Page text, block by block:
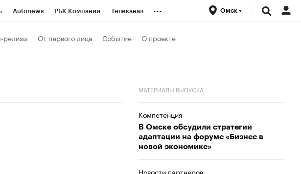
Autonews РБК Компании Телеканал ... Омск
релизы От первого лица Событие О проекте
МАТЕРИАЛЫ ВЫПУСКА
Компетенция
В Омске обсудили стратегии
адаптации на форуме «Бизнес в
новой экономике»
Новости партнеров